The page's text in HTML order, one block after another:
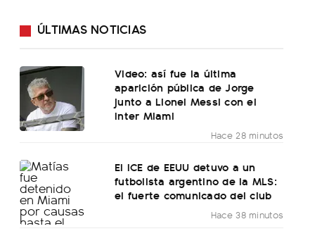
ÚLTIMAS NOTICIAS
Video: así fue la última
aparición pública de Jorge
junto a Lionel Messi con el
Inter Miami
Hace 28 minutos
El ICE de EEUU detuvo a un
futbolista argentino de la MLS:
el fuerte comunicado del club
Hace 38 minutos